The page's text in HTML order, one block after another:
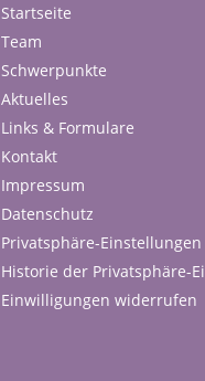
Startseite
Team
Schwerpunkte
Aktuelles
Links & Formulare
Kontakt
Impressum
Datenschutz
Privatsphäre-
Historie der Privatsphäre-
Einwilligungen widerrufen